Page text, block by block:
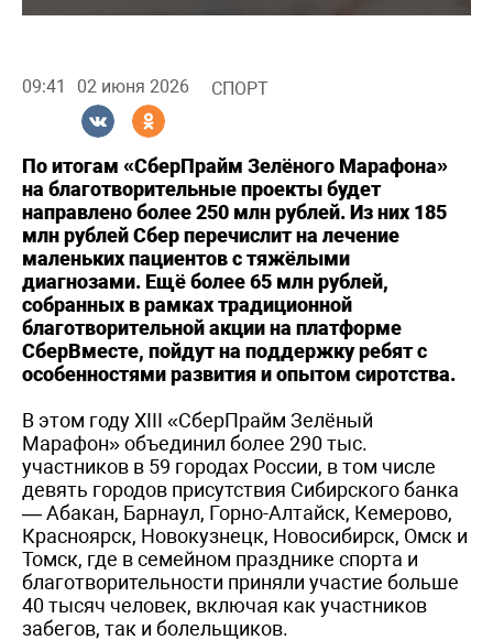
09:41 02 июня 2026 СПОРТ
По итогам «СберПрайм Зелёного Марафона»
на благотворительные проекты будет
направлено более 250 млн рублей. Из них 185
млн рублей Сбер перечислит на лечение
маленьких пациентов с тяжёлыми
диагнозами. Ещё более 65 млн рублей,
собранных в рамках традиционной
благотворительной акции на платформе
СберВместе, пойдут на поддержку ребят с
особенностями развития и опытом сиротства.
В этом году XIII «СберПрайм Зелёный
Марафон» объединил более 290 тыс.
участников в 59 городах России, в том числе
девять городов присутствия Сибирского банка
— Абакан, Барнаул, Горно-Алтайск, Кемерово,
Красноярск, Новокузнецк, Новосибирск, Омск и
Томск, где в семейном празднике спорта и
благотворительности приняли участие больше
40 тысяч человек, включая как участников
забегов, так и болельщиков.